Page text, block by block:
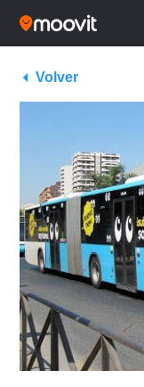
Volver